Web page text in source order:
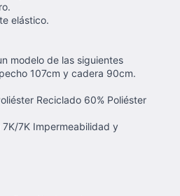
elástico.
modelo de las siguientes
107cm y cadera 90cm.
Reciclado 60% Poliéster
7K Impermeabilidad y